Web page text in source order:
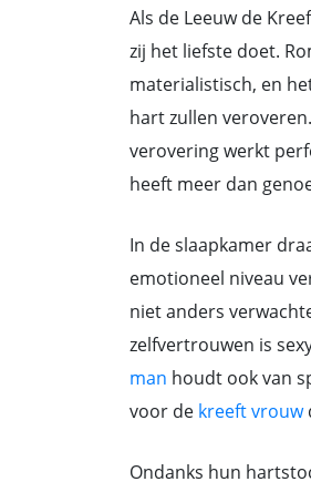
Als de Leeuw de
zij het liefste doet.
materialistisch, en
hart zullen
verovering werkt
heeft meer dan
In de slaapkamer
emotioneel niveau
niet anders
zelfvertrouwen is
man houdt ook van
voor de kreeft vrouw
Ondanks hun